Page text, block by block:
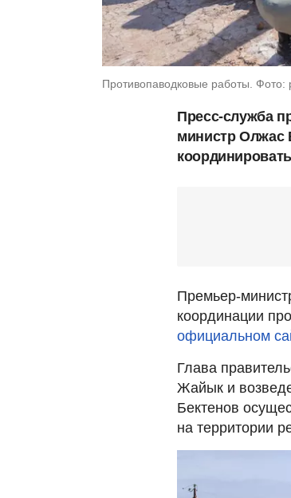
Противопаводковые работы. Фото:
Пресс-служба
министр Олжас
Премьер-
координации
официальном
Глава
Жайык и
Бектенов
на территории